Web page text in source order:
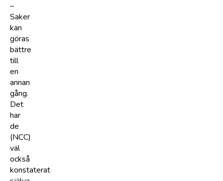
–
Saker
kan
göras
bättre
till
en
annan
gång.
Det
har
de
(NCC)
väl
också
konstaterat